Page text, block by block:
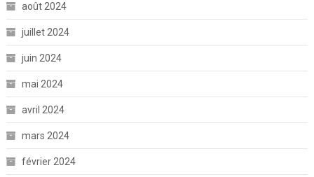
août 2024
juillet 2024
juin 2024
mai 2024
avril 2024
mars 2024
février 2024